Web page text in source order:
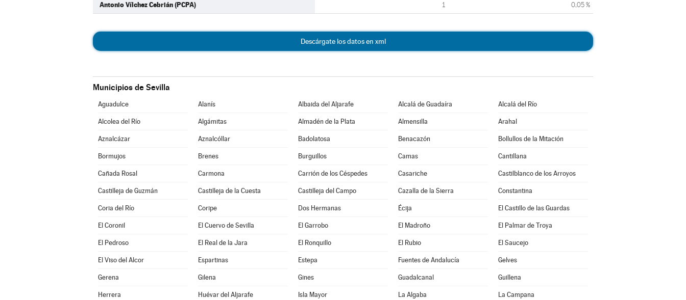
Antonio Vílchez Cebrián (PCPA) 1 0,05 %
Descárgate los datos en xml
Municipios de Sevilla
Aguadulce Alanís Albaida del Aljarafe Alcalá de Guadaíra Alcalá del Río
Alcolea del Río Algámitas Almadén de la Plata Almensilla Arahal
Aznalcázar Aznalcóllar Badolatosa Benacazón Bollullos de la Mitación
Bormujos Brenes Burguillos Camas Cantillana
Cañada Rosal Carmona Carrión de los Céspedes Casariche Castilblanco de los Arroyos
Castilleja de Guzmán Castilleja de la Cuesta Castilleja del Campo Cazalla de la Sierra Constantina
Coria del Río Coripe Dos Hermanas Écija El Castillo de las Guardas
El Coronil El Cuervo de Sevilla El Garrobo El Madroño El Palmar de Troya
El Pedroso El Real de la Jara El Ronquillo El Rubio El Saucejo
El Viso del Alcor Espartinas Estepa Fuentes de Andalucía Gelves
Gerena Gilena Gines Guadalcanal Guillena
Herrera Huévar del Aljarafe Isla Mayor La Algaba La Campana